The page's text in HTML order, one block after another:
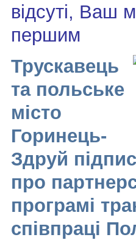
відсуті, Ваш
першим
Трускавець
та польське
місто
Горинець-
Здруй
про
програмі
співпраці